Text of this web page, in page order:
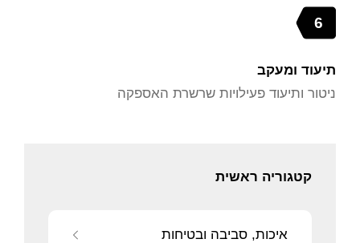
6
תיעוד ומעקב
ניטור ותיעוד פעילויות שרשרת האספקה
קטגוריה ראשית
איכות, סביבה ובטיחות